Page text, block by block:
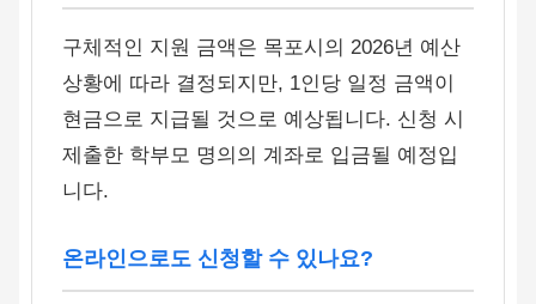
구체적인 지원 금액은 목포시의 2026년 예산
상황에 따라 결정되지만, 1인당 일정 금액이
현금으로 지급될 것으로 예상됩니다. 신청 시
제출한 학부모 명의의 계좌로 입금될 예정입
니다.
온라인으로도 신청할 수 있나요?